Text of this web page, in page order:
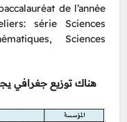
de l’année
série Sciences
Sciences
هناك توزيع جغرافي